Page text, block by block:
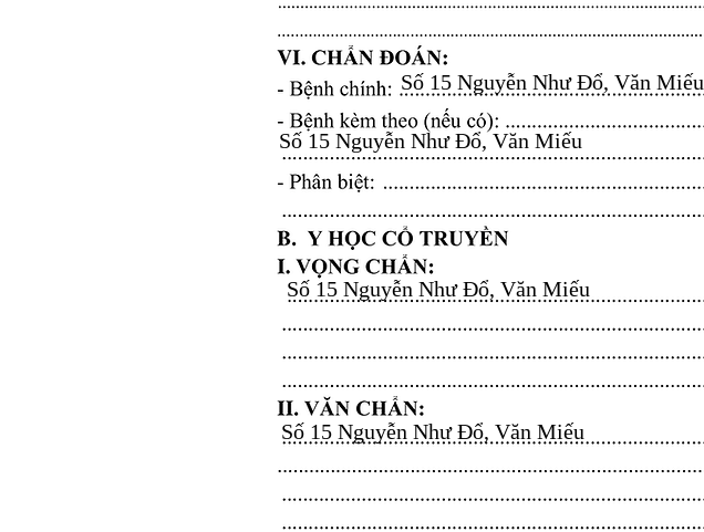
Số 15 Nguyễn Như Đổ, Văn Miếu​​​​
Số 15 Nguyễn Như Đổ, Văn Miếu​​​​
Số 15 Nguyễn Như Đổ, Văn Miếu​​​​
Số 15 Nguyễn Như Đổ, Văn Miếu​​​​